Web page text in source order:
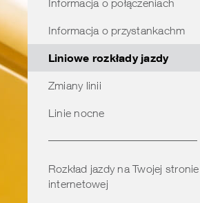
obszarzeInformacja o połączeniach
Informacja o przystankachm
Liniowe rozkłady jazdy
Zmiany linii
Linie nocne
Rozkład jazdy na Twojej stronie
internetowej